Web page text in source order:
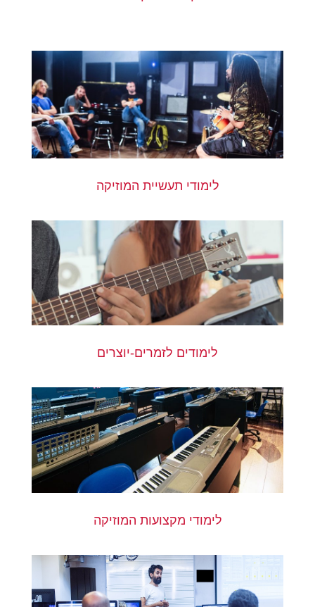
לימודי תעשיית המוזיקה
לימודים לזמרים-יוצרים
לימודי מקצועות המוזיקה